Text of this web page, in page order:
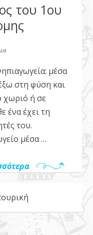
του 1ου
μέσα
στη φύση και
χωριό ή σε
ένα έχει τη
του.
μέσα …